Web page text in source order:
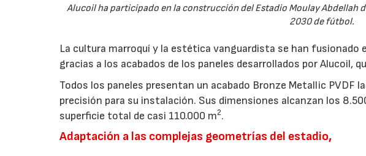
Alucoil ha participado en la construcción del Estadio Moulay Abdellah
2030 de fútbol.
La cultura marroquí y la estética vanguardista se han fusionado
gracias a los acabados de los paneles desarrollados por Alucoil,
Todos los paneles presentan un acabado Bronze Metallic PVDF
precisión para su instalación. Sus dimensiones alcanzan los
superficie total de casi 110.000 m2.
Adaptación a las complejas geometrías del estadio,
21/